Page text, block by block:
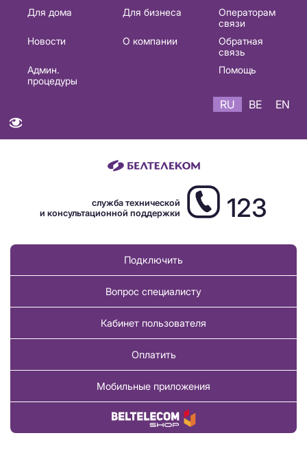
Основная
навигация
Для дома Для бизнеса
Операторам
связи
Новости
О компании
Обратная
связь
Админ.
процедуры
Помощь
RU BE EN
служба технической
и консультационной поддержки
123
Подключить
Вопрос специалисту
Кабинет пользователя
Оплатить
Мобильные приложения
Купить товар